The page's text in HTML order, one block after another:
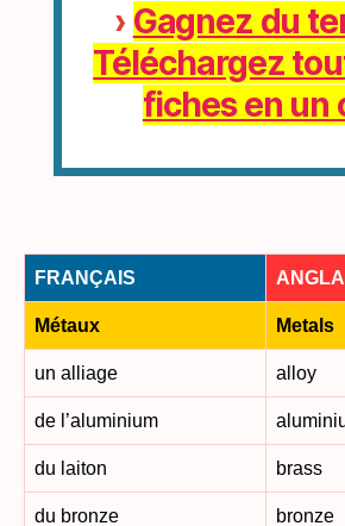
› Gagnez du
Téléchargez
fiches en un
FRANÇAIS
Métaux Metals
un alliage alloy
de l’aluminium
du laiton brass
du bronze bronze